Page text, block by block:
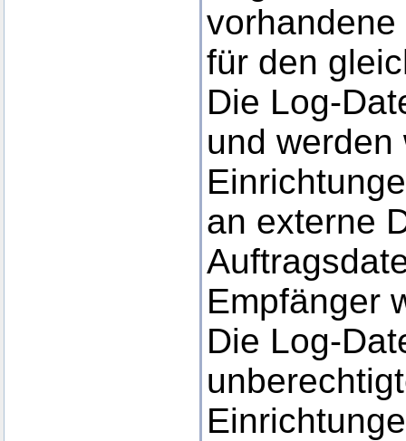
für den
Die Log-
und werden
an externe
Empfänger
Die Log-